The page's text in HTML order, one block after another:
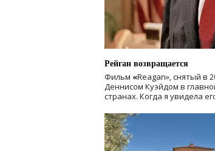
Рейган возвращается
Фильм «Reagan», снятый в
Деннисом Куэйдом в
странах. Когда я увидела